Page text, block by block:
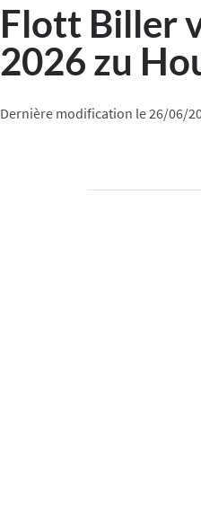
Flott Biller
2026 zu
Dernière modification le 26/06/